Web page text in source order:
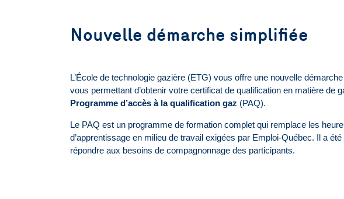
Nouvelle démarche simplifiée
L’École de technologie gazière (ETG) vous offre une nouvelle
vous permettant d’obtenir votre certificat de qualification en matière de
Programme d’accès à la qualification gaz (PAQ).
Le PAQ est un programme de formation complet qui remplace les
d’apprentissage en milieu de travail exigées par Emploi-Québec. Il a
répondre aux besoins de compagnonnage des participants.